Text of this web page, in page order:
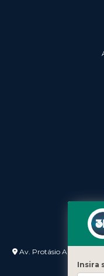
Av. Protásio Alves nº
Insira